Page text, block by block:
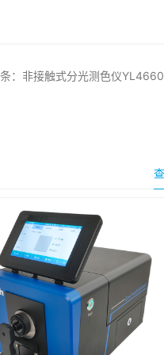
：非接触式分光测色仪YL4660